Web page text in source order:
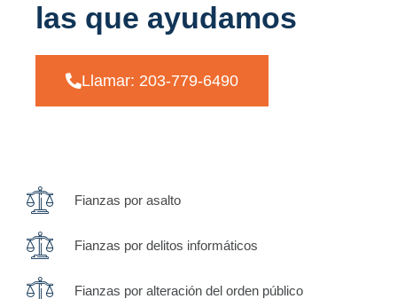
las que ayudamos
Llamar: 203-779-6490
Fianzas por asalto
Fianzas por delitos informáticos
Fianzas por alteración del orden público